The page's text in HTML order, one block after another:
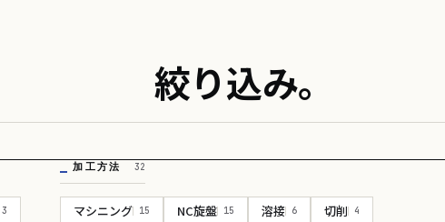
絞り込み。
3
加工方法 32
マシニング 15 NC旋盤 15 溶接 6 切削 4